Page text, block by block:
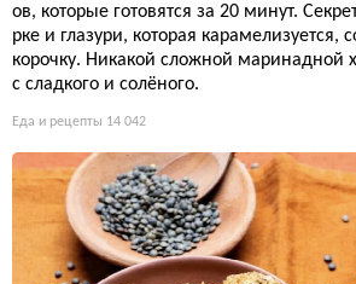
ов, которые готовятся за 20 минут.
рке и глазури, которая карамелизуется,
корочку. Никакой сложной маринадной
с сладкого и солёного.
Еда и рецепты 14 042